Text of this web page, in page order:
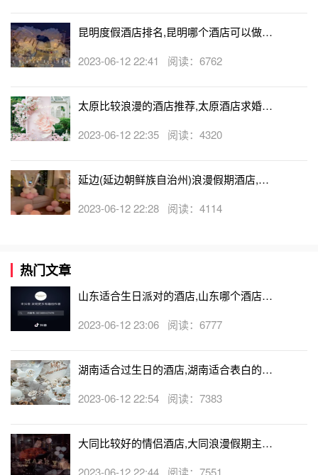
昆明度假酒店排名,昆明哪个酒店可以做求
2023-06-12 22:41 阅读：6762
太原比较浪漫的酒店推荐,太原酒店求婚可
2023-06-12 22:35 阅读：4320
延边(延边朝鲜族自治州)浪漫假期酒店,延
2023-06-12 22:28 阅读：4114
热门文章
山东适合生日派对的酒店,山东哪个酒店有
2023-06-12 23:06 阅读：6777
湖南适合过生日的酒店,湖南适合表白的酒
2023-06-12 22:54 阅读：7383
大同比较好的情侣酒店,大同浪漫假期主题
2023-06-12 22:44 阅读：7551